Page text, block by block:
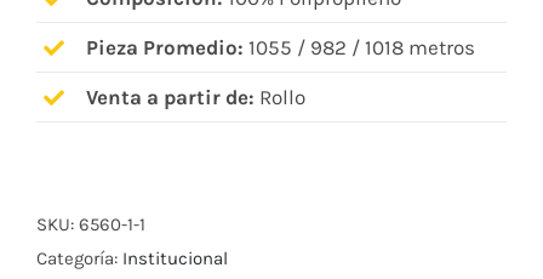
Pieza Promedio: 1055 / 982 / 1018 metros
Venta a partir de: Rollo
SKU: 6560-1-1
Categoría: Institucional